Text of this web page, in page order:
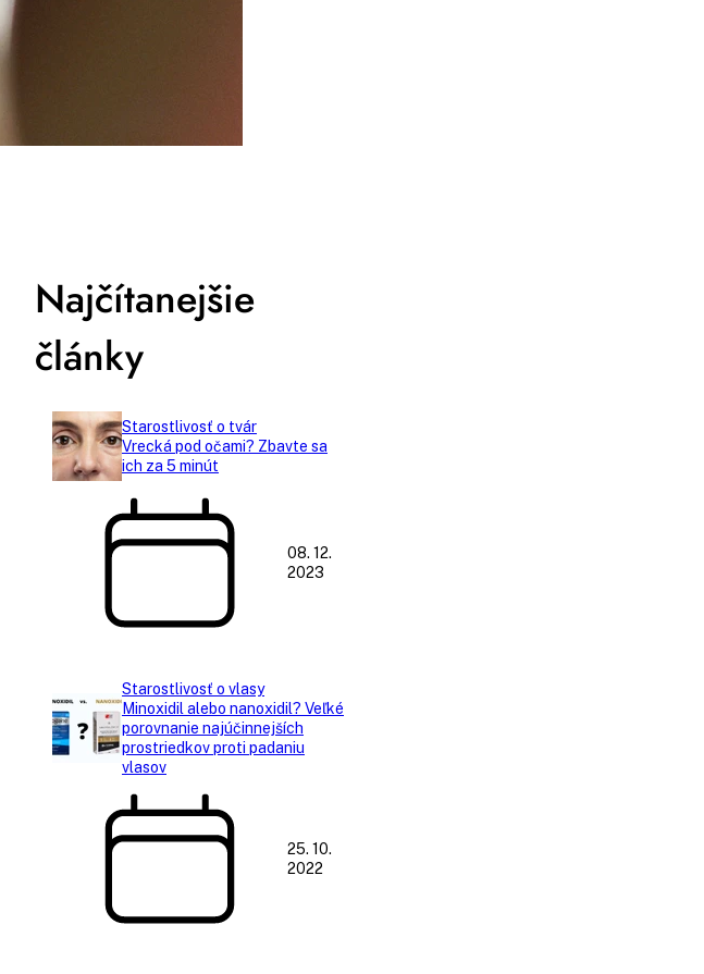
Najčítanejšie
články
Starostlivosť o tvár
Vrecká pod očami? Zbavte sa
ich za 5 minút
08. 12.
2023
Starostlivosť o vlasy
Minoxidil alebo nanoxidil? Veľké
porovnanie najúčinnejších
prostriedkov proti padaniu
vlasov
25. 10.
2022